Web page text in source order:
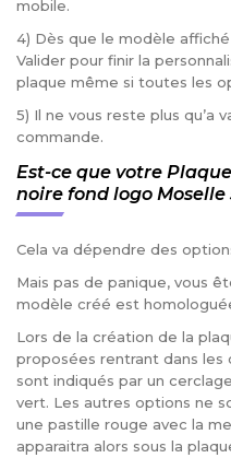
mobile.
4) Dès que le modèle
Valider pour finir la
plaque même si toutes les
5) Il ne vous reste plus qu’a
commande.
Est-ce que votre
noire fond logo Moselle
Cela va dépendre des
Mais pas de panique, vous
modèle créé est
Lors de la création de la
proposées rentrant dans les
sont indiqués par un
vert. Les autres options ne
une pastille rouge avec la
apparaitra alors sous la